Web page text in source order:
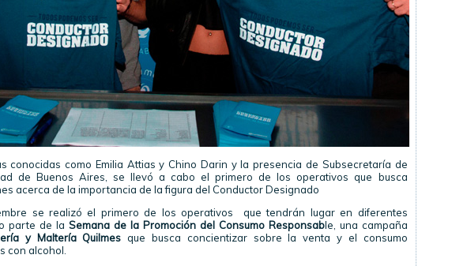
conocidas como Emilia Attias y Chino Darin y la presencia de Subsecretaría de
de Buenos Aires, se llevó a cabo el primero de los operativos que busca
acerca de la importancia de la figura del Conductor Designado
se realizó el primero de los operativos que tendrán lugar en diferentes
parte de laSemana de la Promoción del Consumo Responsable, una campaña
y Maltería Quilmes que busca concientizar sobre la venta y el consumo
con alcohol.